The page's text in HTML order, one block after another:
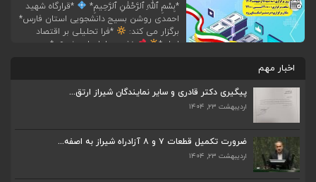
*بِسْمِ ٱللَّٰهِ ٱلرَّحْمَٰنِ ٱلرَّحِیمِ*
*قرارگاه شهید
احمدی روشن بسیج دانشجویی استان فارس*
برگزار می کند:
*فرا تحلیلی بر اقتصاد
ایران*
نشست اول با موضوع: *بررسی
رئیس اول کمیسیون ویژه جهش […]
اخبار مهم
پیگیری دکتر قادری و سایر نمایندگان شیراز ارتق...
اردیبهشت ۲۳, ۱۴۰۴
ضرورت تکمیل قطعات ۷ و ۸ آزادراه شیراز به اصفه...
اردیبهشت ۲۳, ۱۴۰۴
ضرورت تکمیل قطعات ۷ و ۸ آزادراه شیراز به اصفه...